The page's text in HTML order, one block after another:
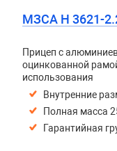
МЗСА H 3621-
Прицеп с
оцинкованной
использования
Внутренние
Полная масса
Гарантийная